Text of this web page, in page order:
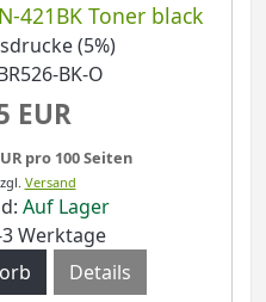
421BK Toner black
(5%)
BK-O
EUR
pro 100 Seiten
Versand
Auf Lager
Werktage
Details